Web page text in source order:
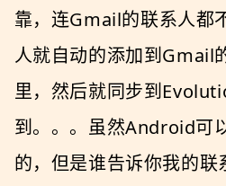
靠，连Gmail的联系人都
人就自动的添加到
里，然后就同步到
到。。。虽然Android可
的，但是谁告诉你我的联